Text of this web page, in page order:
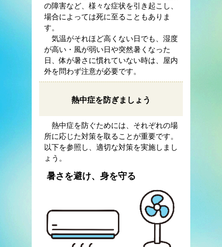
の障害など、様々な症状を引き起こし、
場合によっては死に至ることもありま
す。
気温がそれほど高くない日でも、湿度
が高い・風が弱い日や突然暑くなった
日、体が暑さに慣れていない時は、屋内
外を問わず注意が必要です。
熱中症を防ぎましょう
熱中症を防ぐためには、それぞれの場
所に応じた対策を取ることが重要です。
以下を参照し、適切な対策を実施しまし
ょう。
暑さを避け、身を守る